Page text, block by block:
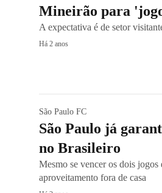
Mineirão para
A expectativa é de setor
Há 2 anos
São Paulo FC
São Paulo já
no Brasileiro
Mesmo se vencer os dois
aproveitamento fora de casa